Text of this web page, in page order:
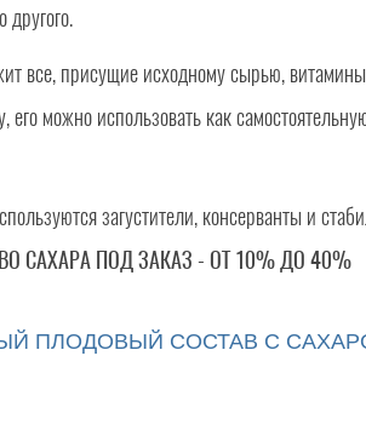
другого.
все, присущие исходному сырью,
его можно использовать как
загустители, консерванты и
САХАРА ПОД ЗАКАЗ - ОТ 10% ДО 40%
ПЛОДОВЫЙ СОСТАВ С